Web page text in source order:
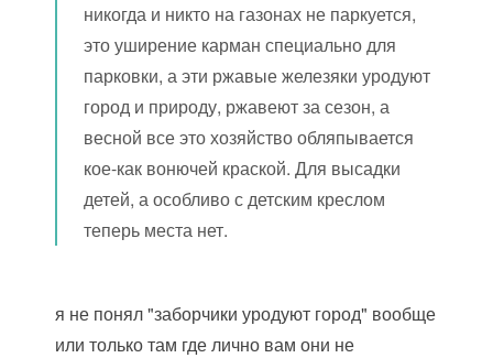
никогда и никто на газонах не паркуется,
это уширение карман специально для
парковки, а эти ржавые железяки уродуют
город и природу, ржавеют за сезон, а
весной все это хозяйство обляпывается
кое-как вонючей краской. Для высадки
детей, а особливо с детским креслом
теперь места нет.
я не понял "заборчики уродуют город" вообще
или только там где лично вам они не